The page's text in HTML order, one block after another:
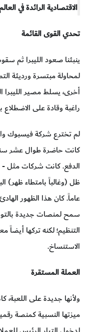
الاقتصادية الرائدة في
تحدي القوى القائمة
ينبئنا صعود الليبرا ثم
لمحاولة مبتسرة ورديئة
أخرى، يسلط مصير الليبرا
راغبة وقادة على الاضطلاع
لم تخترع شركة فيسبوك
كانت حاضرة طوال عشر
ظل (وغالباً بامتطاء ظهر)
عاماً. كان هذا الظهور
سمح لمنصات جديدة
التنظيم؛ لكنه تركها
الاستنساخ.
العملة المستقرة
ولأنها جديدة على